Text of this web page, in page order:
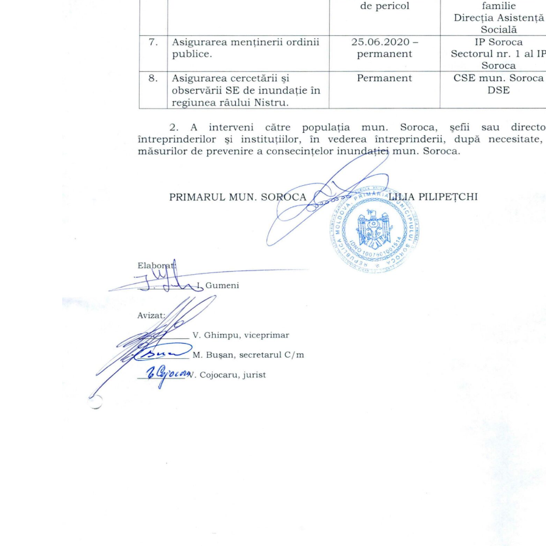
teritoriului și protecția mediului a
Consiliului raional Soroca din 04 mai
ședința ordinară a Consiliului raional din
aprilie 29, 2026
Consultări publice ale
Consiliului Raional Soroca
pentru proiectele de decizie
planificate pentru a fi analizate la
ședința ordinară a Consiliului raional
Soroca din 6 mai 2026.
aprilie 16, 2026
dezvoltare economică,
infrastructurii,
teritoriului și protecția mediului a
Consiliului raional Soroca din 04
2026
mai 4, 2026